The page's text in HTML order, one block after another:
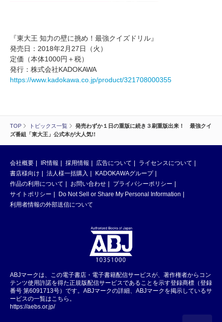
TOP トピックス一覧
発売わずか１日の重版に続き３刷重版出来！ 最強クイ
ズ番組「東大王」公式本が大人気!!
『東大王 知力の壁に挑め！最強クイズドリル』
発売日：2018年2月27日（火）
定価（本体1000円＋税）
発行：株式会社KADOKAWA
https://www.kadokawa.co.jp/product/321708000355
会社概要 IR情報 採用情報 広告について
ライセンスについて
書店様向け
法人様一括購入
KADOKAWAグループ
作品の利用について
お問い合わせ
プライバシーポリシー
サイトポリシー
Do Not Sell or Share My Personal Information
利用者情報の外部送信について
ABJマークは、この電子書店・電子書籍配信サービスが、著作権者からコン
テンツ使用許諾を得た正規版配信サービスであることを示す登録商標（登録
番号 第6091713号）です。ABJマークの詳細、ABJマークを掲示しているサ
ービスの一覧はこちら。
https://aebs.or.jp/